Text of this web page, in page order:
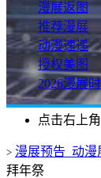
漫展返图
推荐漫展
动漫速递
授权美图
2026漫展
点击右上
> 漫展预告_动漫
拜年祭